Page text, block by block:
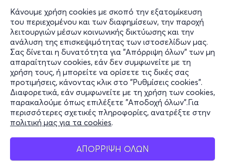
Κάνουμε χρήση cookies με σκοπό την εξατομίκευση
του περιεχομένου και των διαφημίσεων, την παροχή
λειτουργιών μέσων κοινωνικής δικτύωσης και την
ανάλυση της επισκεψιμότητας των ιστοσελίδων μας.
Σας δίνεται η δυνατότητα για "Απόρριψη όλων" των μη
απαραίτητων cookies, εάν δεν συμφωνείτε με τη
χρήση τους, ή μπορείτε να ορίσετε τις δικές σας
προτιμήσεις, κάνοντας κλικ στο "Ρυθμίσεις cookies".
Διαφορετικά, εάν συμφωνείτε με τη χρήση των cookies,
παρακαλούμε όπως επιλέξετε "Αποδοχή όλων".Για
περισσότερες σχετικές πληροφορίες, ανατρέξτε στην
πολιτική μας για τα cookies.
ΑΠΟΡΡΙΨΗ ΟΛΩΝ
Πληροφορίες
Υποστήριξη
Stay Connected
Mobile app